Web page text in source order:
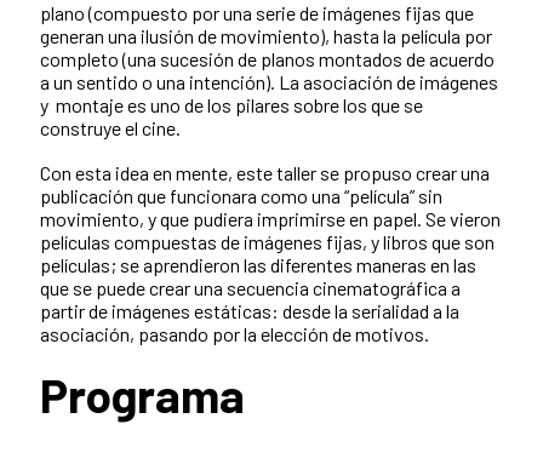
plano (compuesto por una serie de imágenes fijas que
generan una ilusión de movimiento), hasta la película por
completo (una sucesión de planos montados de acuerdo
a un sentido o una intención). La asociación de imágenes
y montaje es uno de los pilares sobre los que se
construye el cine.
Con esta idea en mente, este taller se propuso crear una
publicación que funcionara como una “película” sin
movimiento, y que pudiera imprimirse en papel. Se vieron
películas compuestas de imágenes fijas, y libros que son
películas; se aprendieron las diferentes maneras en las
que se puede crear una secuencia cinematográfica a
partir de imágenes estáticas: desde la serialidad a la
asociación, pasando por la elección de motivos.
Programa